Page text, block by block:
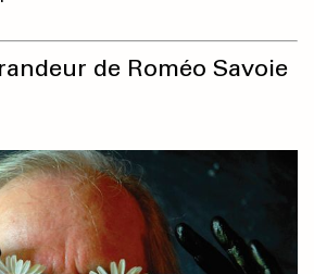
de Roméo Savoie